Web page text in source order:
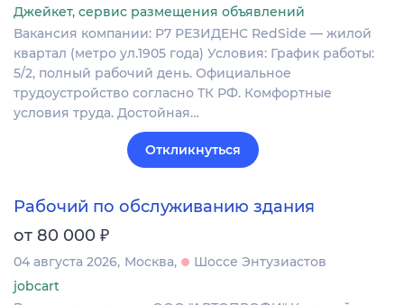
Джейкет, сервис размещения объявлений
Вакансия компании: Р7 РЕЗИДЕНС RedSide — жилой
квартал (метро ул.1905 года) Условия: График работы:
5/2, полный рабочий день. Официальное
трудоустройство согласно ТК РФ. Комфортные
условия труда. Достойная…
Откликнуться
Рабочий по обслуживанию здания
от 80 000 ₽
04 августа 2026 Москва
Шоссе Энтузиастов
jobcart